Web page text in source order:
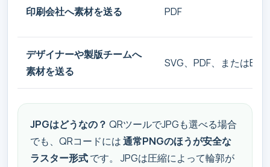
印刷会社へ素材を送る PDF
デザイナーや製版チームへ
素材を送る
SVG、PDF、またはEPS
JPGはどうなの？ QRツールでJPGも選べる場合
でも、QRコードには通常PNGのほうが安全な
ラスター形式です。 JPGは圧縮によって輪郭が